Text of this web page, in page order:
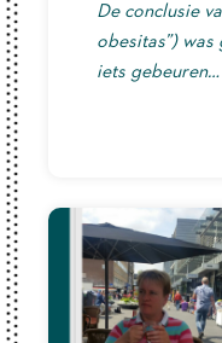
De conclusie
obesitas”) was
iets gebeuren…